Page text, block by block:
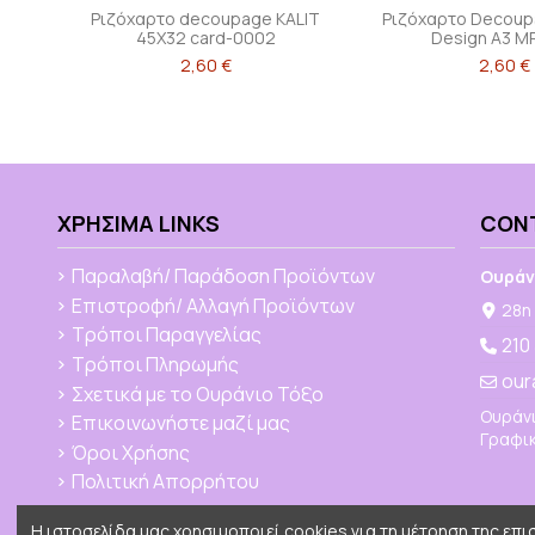
Ριζόχαρτο decoupage KALIT
45X32 card-0002
2,60 €
Ριζόχαρτο
Design A3
2,60 €
ΧΡΉΣΙΜΑ LINKS
Παραλαβή/ Παράδοση Προϊόντων
Επιστροφή/ Αλλαγή Προϊόντων
Τρόποι Παραγγελίας
Τρόποι Πληρωμής
Σχετικά με το Ουράνιο Τόξο
Επικοινωνήστε μαζί μας
Όροι Χρήσης
Πολιτική Απορρήτου
28η